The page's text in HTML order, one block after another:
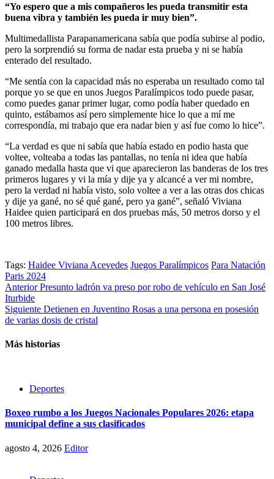
“Yo espero que a mis compañeros les pueda transmitir esta
buena vibra y también les pueda ir muy bien”.
Multimedallista Parapanamericana sabía que podía subirse al podio,
pero la sorprendió su forma de nadar esta prueba y ni se había
enterado del resultado.
“Me sentía con la capacidad más no esperaba un resultado como tal
porque yo se que en unos Juegos Paralímpicos todo puede pasar,
como puedes ganar primer lugar, como podía haber quedado en
quinto, estábamos así pero simplemente hice lo que a mí me
correspondía, mi trabajo que era nadar bien y así fue como lo hice”.
“La verdad es que ni sabía que había estado en podio hasta que
voltee, volteaba a todas las pantallas, no tenía ni idea que había
ganado medalla hasta que vi que aparecieron las banderas de los tres
primeros lugares y vi la mía y dije ya y alcancé a ver mi nombre,
pero la verdad ni había visto, solo voltee a ver a las otras dos chicas
y dije ya gané, no sé qué gané, pero ya gané”, señaló Viviana
Haidee quien participará en dos pruebas más, 50 metros dorso y el
100 metros libres.
Tags: Haidee Viviana Acevedes Juegos Paralímpicos Para Natación
Paris 2024
Post
navigation
AnteriorPresunto ladrón va preso por robo de vehículo en San José
Iturbide
Siguiente Detienen en Juventino Rosas a una persona en posesión
de varias dosis de cristal
Más historias
Deportes
Boxeo rumbo a los Juegos Nacionales Populares 2026: etapa
municipal define a sus clasificados
agosto 4, 2026 Editor